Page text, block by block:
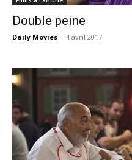
Double peine
Daily Movies - 4 avril 2017